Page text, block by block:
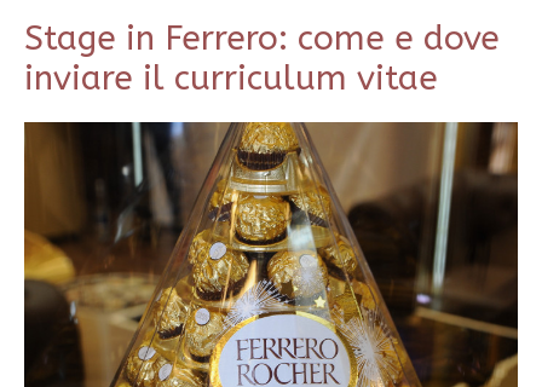
Stage in Ferrero: come e dove
inviare il curriculum vitae